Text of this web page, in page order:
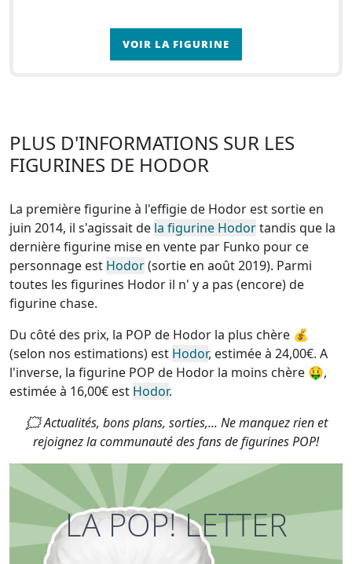
VOIR LA FIGURINE
PLUS D'INFORMATIONS SUR LES
FIGURINES DE HODOR
La première figurine à l'effigie de Hodor est sortie en
juin 2014, il s'agissait de la figurine Hodortandis que la
dernière figurine mise en vente par Funko pour ce
personnage est Hodor(sortie en août 2019). Parmi
toutes les figurines Hodor il n' y a pas (encore) de
figurine chase.
Du côté des prix, la POP de Hodor la plus chère 💰
(selon nos estimations) est Hodor, estimée à 24,00€. A
l'inverse, la figurine POP de Hodor la moins chère 🤑,
estimée à 16,00€ est Hodor.
🗯 Actualités, bons plans, sorties,... Ne manquez rien et
rejoignez la communauté des fans de figurines POP!
LA POP! LETTER